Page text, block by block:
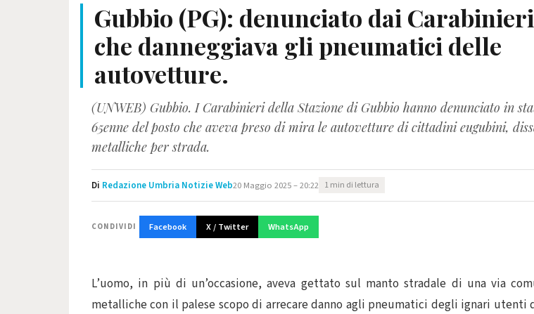
Gubbio (PG): denunciato dai
che danneggiava gli pneumatici delle
autovetture.
(UNWEB) Gubbio. I Carabinieri della Stazione di Gubbio hanno denunciato in
65enne del posto che aveva preso di mira le autovetture di cittadini eugubini,
metalliche per strada.
Di Redazione Umbria Notizie Web20 Maggio 2025 – 20:22 1 min di lettura
CONDIVIDI Facebook X / Twitter WhatsApp
L’uomo, in più di un’occasione, aveva gettato sul manto stradale di una via
metalliche con il palese scopo di arrecare danno agli pneumatici degli ignari utenti